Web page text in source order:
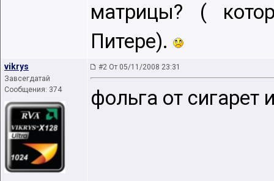
матрицы? (
Питере).
vikrys
Завсегдатай
Сообщения: 374
#2 От 05/11/2008 23:31
фольга от сигарет